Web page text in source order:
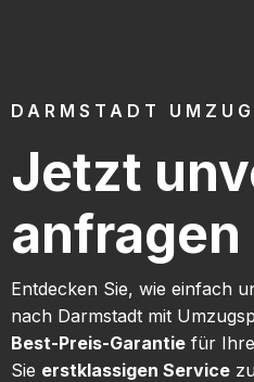
DARMSTADT
Jetzt
anfragen
Entdecken Sie, wie einfach
nach Darmstadt mit
Best-Preis-Garantie für
Sie erstklassigen Service